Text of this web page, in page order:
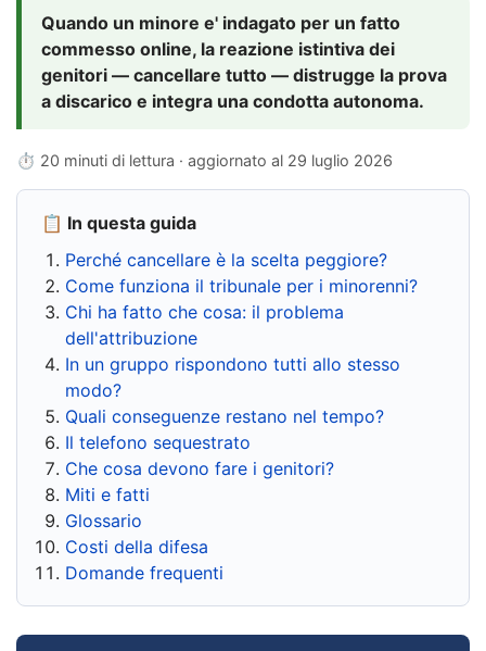
Quando un minore e' indagato per un fatto
commesso online, la reazione istintiva dei
genitori — cancellare tutto — distrugge la prova
a discarico e integra una condotta autonoma.
⏱ 20 minuti di lettura · aggiornato al 29 luglio 2026
📋 In questa guida
Perché cancellare è la scelta peggiore?
Come funziona il tribunale per i minorenni?
Chi ha fatto che cosa: il problema
dell'attribuzione
In un gruppo rispondono tutti allo stesso
modo?
Quali conseguenze restano nel tempo?
Il telefono sequestrato
Che cosa devono fare i genitori?
Miti e fatti
Glossario
Costi della difesa
Domande frequenti